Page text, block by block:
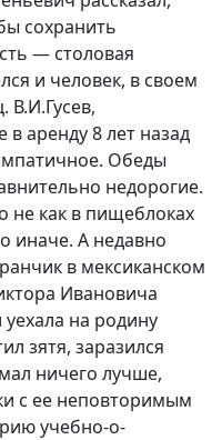
сохранить
— столовая
и человек, в своем
В.И.Гусев,
аренду 8 лет назад
Обеды
недорогие.
не как в пищеблоках
иначе. А недавно
в мексиканском
Ивановича
на родину
зятя, заразился
ничего лучше,
с ее неповторимым
учебно-о-